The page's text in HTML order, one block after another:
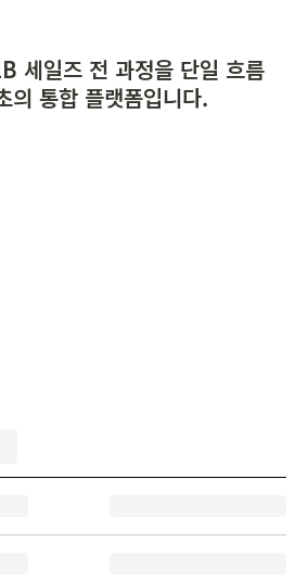
세일즈 전 과정을 단일 흐름
의 통합 플랫폼입니다.